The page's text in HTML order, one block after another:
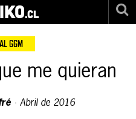
.cl
GGM
me quieran
·Abril de 2016